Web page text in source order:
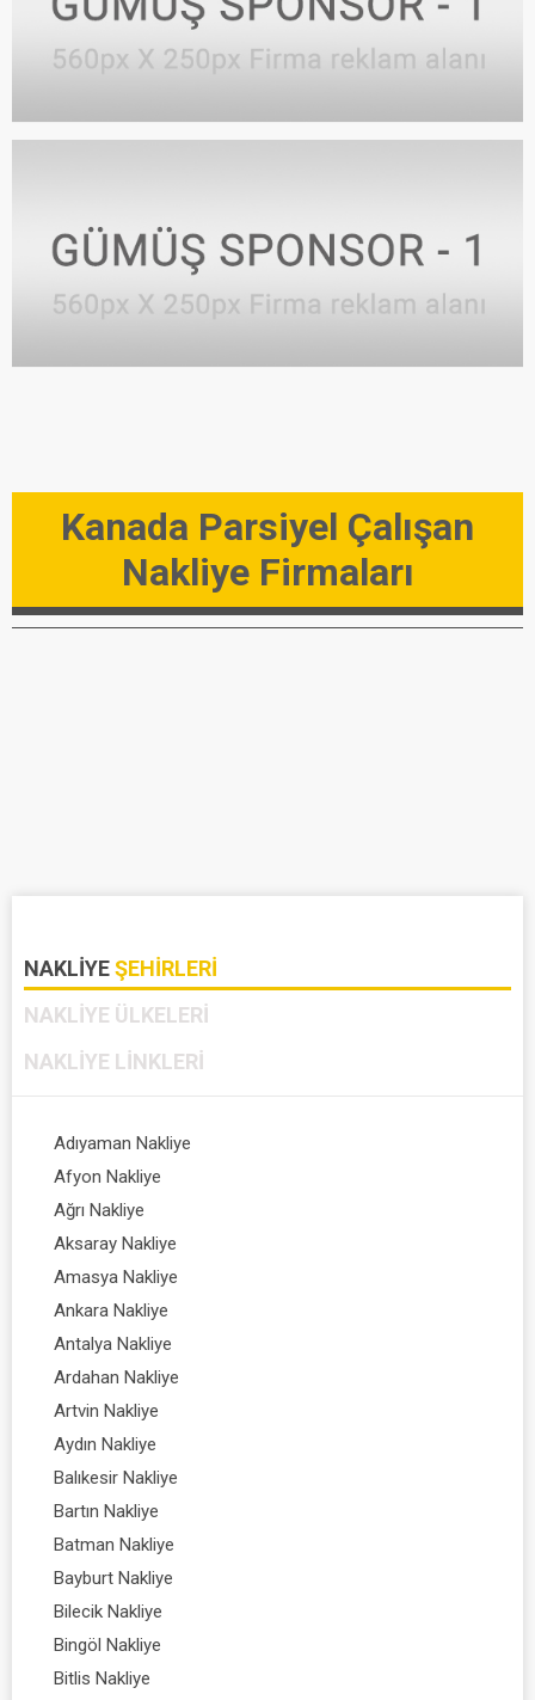
Kanada Parsiyel Çalışan
Nakliye Firmaları
NAKLIYEŞEHIRLERI
NAKLIYE ÜLKELERI
NAKLIYE LINKLERI
Adıyaman Nakliye
Afyon Nakliye
Ağrı Nakliye
Aksaray Nakliye
Amasya Nakliye
Ankara Nakliye
Antalya Nakliye
Ardahan Nakliye
Artvin Nakliye
Aydın Nakliye
Balıkesir Nakliye
Bartın Nakliye
Batman Nakliye
Bayburt Nakliye
Bilecik Nakliye
Bingöl Nakliye
Bitlis Nakliye